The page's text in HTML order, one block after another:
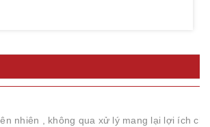
nhiên , không qua xử lý mang lại lợi ích